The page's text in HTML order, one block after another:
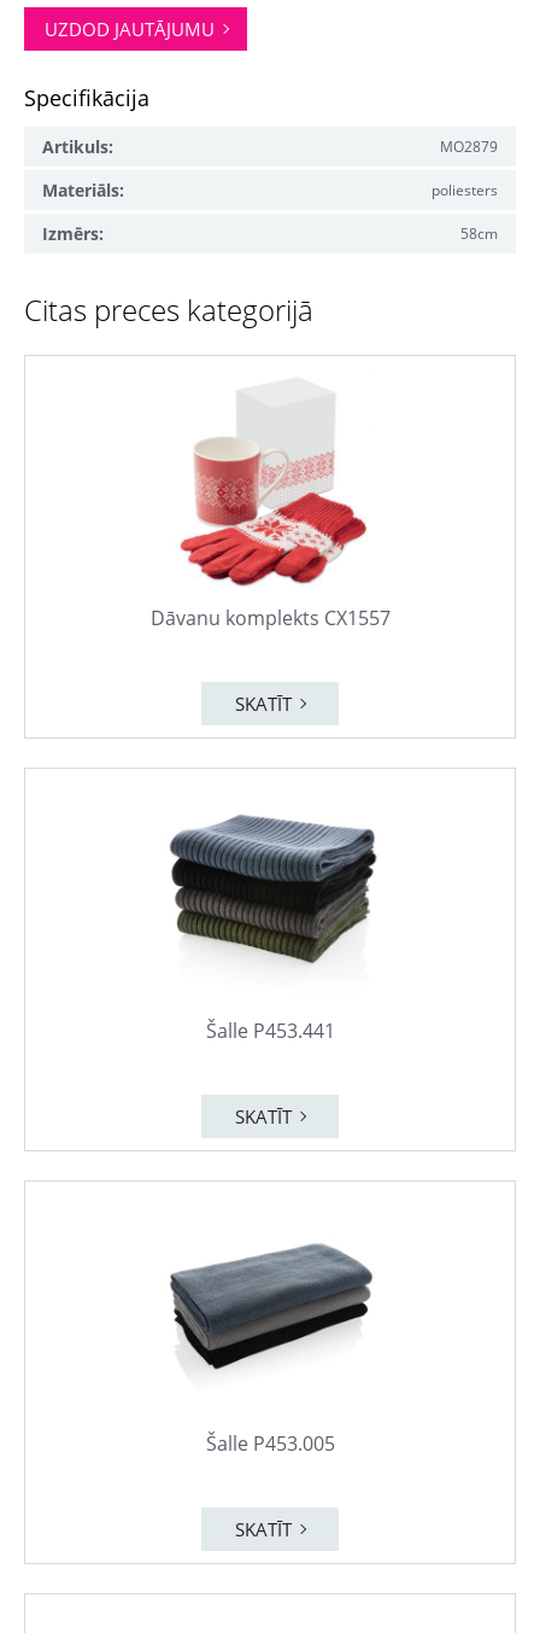
UZDOD JAUTĀJUMU
Specifikācija
Artikuls: MO2879
Materiāls: poliesters
Izmērs: 58cm
Citas preces kategorijā
Dāvanu komplekts CX1557
SKATĪT
Šalle P453.441
SKATĪT
Šalle P453.005
SKATĪT